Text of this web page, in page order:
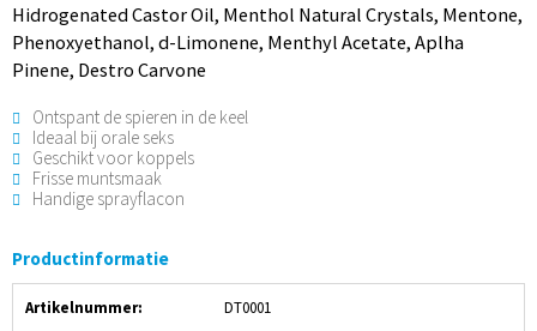
Hidrogenated Castor Oil, Menthol Natural Crystals, Mentone,
Phenoxyethanol, d-Limonene, Menthyl Acetate, Aplha
Pinene, Destro Carvone
Ontspant de spieren in de keel
Ideaal bij orale seks
Geschikt voor koppels
Frisse muntsmaak
Handige sprayflacon
Productinformatie
Artikelnummer: DT0001